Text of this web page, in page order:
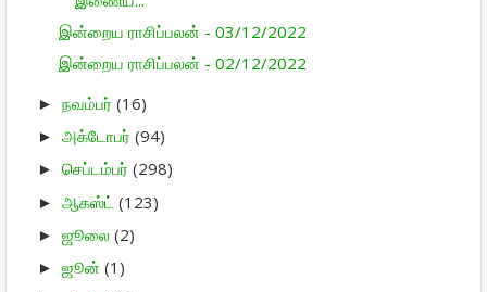
இன்றைய ராசிப்பலன் - 03/12/2022
இன்றைய ராசிப்பலன் - 02/12/2022
► நவம்பர் (16)
► அக்டோபர் (94)
► செப்டம்பர் (298)
► ஆகஸ்ட் (123)
► ஜூலை (2)
► ஜூன் (1)